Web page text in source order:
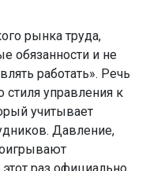
раз официально,
рекомендации,
текучести кадров,
Для
условия
и психическое